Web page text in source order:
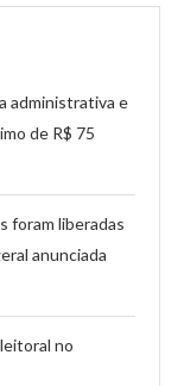
administrativa e
de R$ 75
foram liberadas
anunciada
no